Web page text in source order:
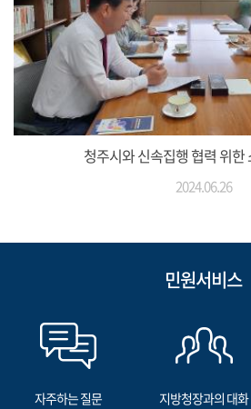
청주시와 신속집행 협력 위한
2024.06.26
민원서비스
자주하는 질문 지방청장과의 대화